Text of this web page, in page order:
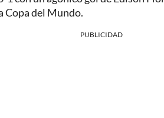
Copa del Mundo.
PUBLICIDAD